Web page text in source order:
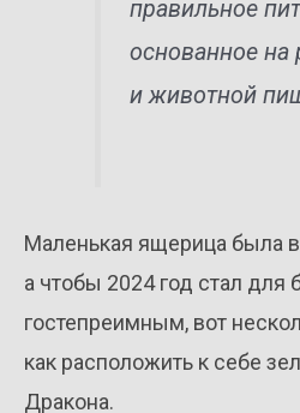
правильное
основанное на
и животной
Маленькая ящерица была
а чтобы 2024 год стал для
гостепреимным, вот
как расположить к себе
Дракона.